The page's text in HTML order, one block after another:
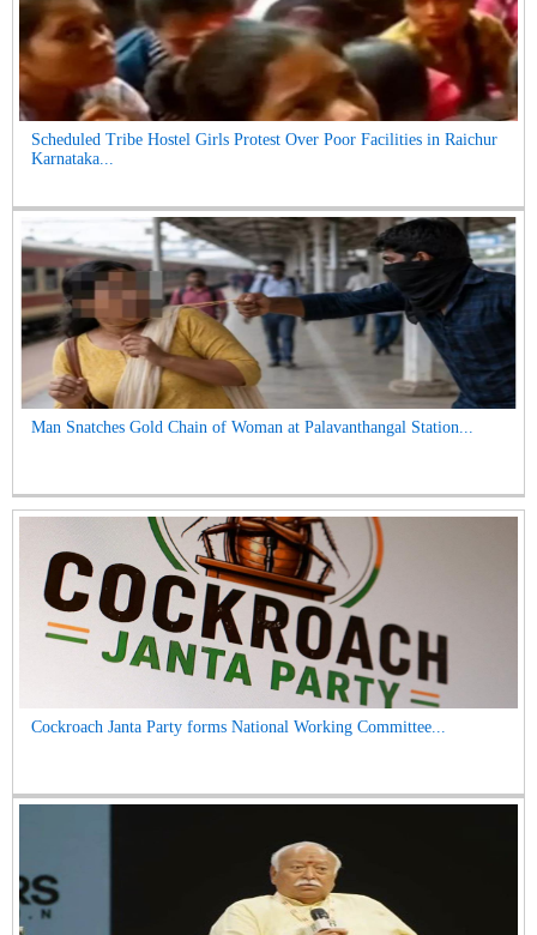
Scheduled Tribe Hostel Girls Protest Over Poor Facilities in Raichur
Karnataka...
Man Snatches Gold Chain of Woman at Palavanthangal Station...
Cockroach Janta Party forms National Working Committee...